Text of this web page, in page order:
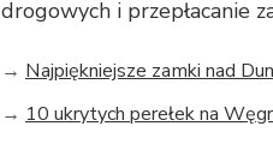
drogowych i przepłacanie
→ Najpiękniejsze zamki nad
→ 10 ukrytych perełek na